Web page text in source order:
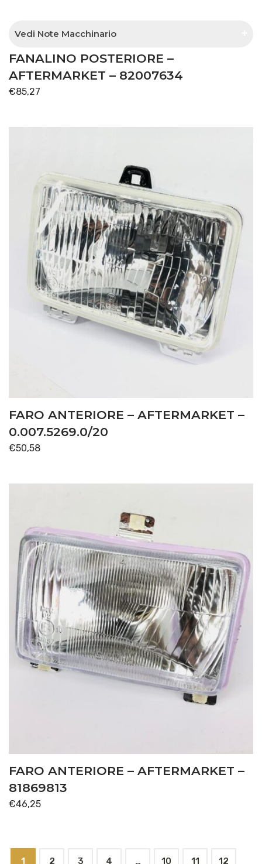
Vedi Note Macchinario
Dopo il 11/1995
FANALINO POSTERIORE –
AFTERMARKET – 82007634
€85,27
FARO ANTERIORE – AFTERMARKET –
0.007.5269.0/20
€50,58
FARO ANTERIORE – AFTERMARKET –
81869813
€46,25
1 2 3 4 … 10 11 12